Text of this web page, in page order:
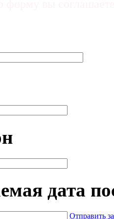
дата
Отправить